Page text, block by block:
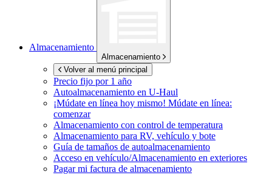
Almacenamiento
Almacenamiento
Volver al menú principal
Precio fijo por 1 año
Autoalmacenamiento en U-Haul
¡Múdate en línea hoy mismo! Múdate en línea:
comenzar
Almacenamiento con control de temperatura
Almacenamiento para RV, vehículo y bote
Guía de tamaños de autoalmacenamiento
Acceso en vehículo/Almacenamiento en exteriores
Pagar mi factura de almacenamiento